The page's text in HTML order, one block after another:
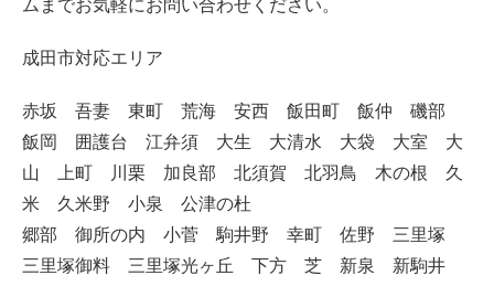
ムまでお気軽にお問い合わせください。
成田市対応エリア
赤坂 吾妻 東町 荒海 安西 飯田町 飯仲 磯部
飯岡 囲護台 江弁須 大生 大清水 大袋 大室 大
山 上町 川栗 加良部 北須賀 北羽鳥 木の根 久
米 久米野 小泉 公津の杜
郷部 御所の内 小菅 駒井野 幸町 佐野 三里塚
三里塚御料 三里塚光ヶ丘 下方 芝 新泉 新駒井